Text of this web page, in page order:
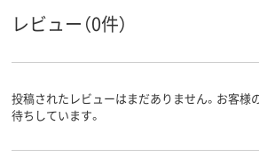
レビュー（0件）
投稿されたレビューはまだありません。お客様
待ちしています。